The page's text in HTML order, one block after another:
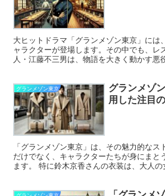
大ヒットドラマ「グランメゾン東京」には
ャラクターが登場します。その中でも、レ
人・江藤不三男は、物語を大きく動かす悪
グランメゾン東京
グランメゾ
用した注目
「グランメゾン東京」は、その魅力的なス
だけでなく、キャラクターたちが身にまと
ます。 特に鈴木京香さんの衣装は、大人